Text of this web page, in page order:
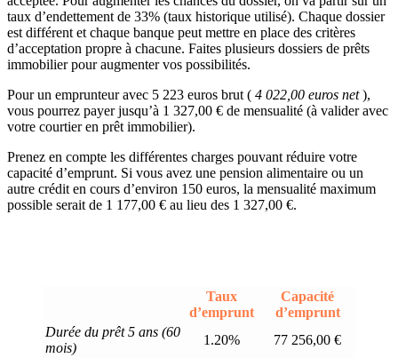
taux d’endettement de 33% (taux historique utilisé). Chaque dossier
est différent et chaque banque peut mettre en place des critères
d’acceptation propre à chacune. Faites plusieurs dossiers de prêts
immobilier pour augmenter vos possibilités.
Pour un emprunteur avec 5 223 euros brut ( 4 022,00 euros net),
vous pourrez payer jusqu’à 1 327,00 € de mensualité (à valider avec
votre courtier en prêt immobilier).
Prenez en compte les différentes charges pouvant réduire votre
capacité d’emprunt. Si vous avez une pension alimentaire ou un
autre crédit en cours d’environ 150 euros, la mensualité maximum
possible serait de 1 177,00 € au lieu des 1 327,00 €.
Taux
d’emprunt
Capacité
d’emprunt
Durée du prêt 5 ans (60
mois)
1.20%
77 256,00 €